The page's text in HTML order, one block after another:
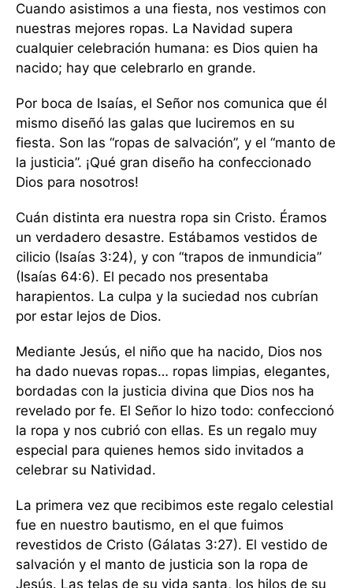
Cuando asistimos a una fiesta, nos vestimos con
nuestras mejores ropas. La Navidad supera
cualquier celebración humana: es Dios quien ha
nacido; hay que celebrarlo en grande.
Por boca de Isaías, el Señor nos comunica que él
mismo diseñó las galas que luciremos en su
fiesta. Son las “ropas de salvación”, y el “manto de
la justicia”. ¡Qué gran diseño ha confeccionado
Dios para nosotros!
Cuán distinta era nuestra ropa sin Cristo. Éramos
un verdadero desastre. Estábamos vestidos de
cilicio (Isaías 3:24), y con “trapos de inmundicia”
(Isaías 64:6). El pecado nos presentaba
harapientos. La culpa y la suciedad nos cubrían
por estar lejos de Dios.
Mediante Jesús, el niño que ha nacido, Dios nos
ha dado nuevas ropas… ropas limpias, elegantes,
bordadas con la justicia divina que Dios nos ha
revelado por fe. El Señor lo hizo todo: confeccionó
la ropa y nos cubrió con ellas. Es un regalo muy
especial para quienes hemos sido invitados a
celebrar su Natividad.
La primera vez que recibimos este regalo celestial
fue en nuestro bautismo, en el que fuimos
revestidos de Cristo (Gálatas 3:27). El vestido de
salvación y el manto de justicia son la ropa de
Jesús. Las telas de su vida santa, los hilos de su